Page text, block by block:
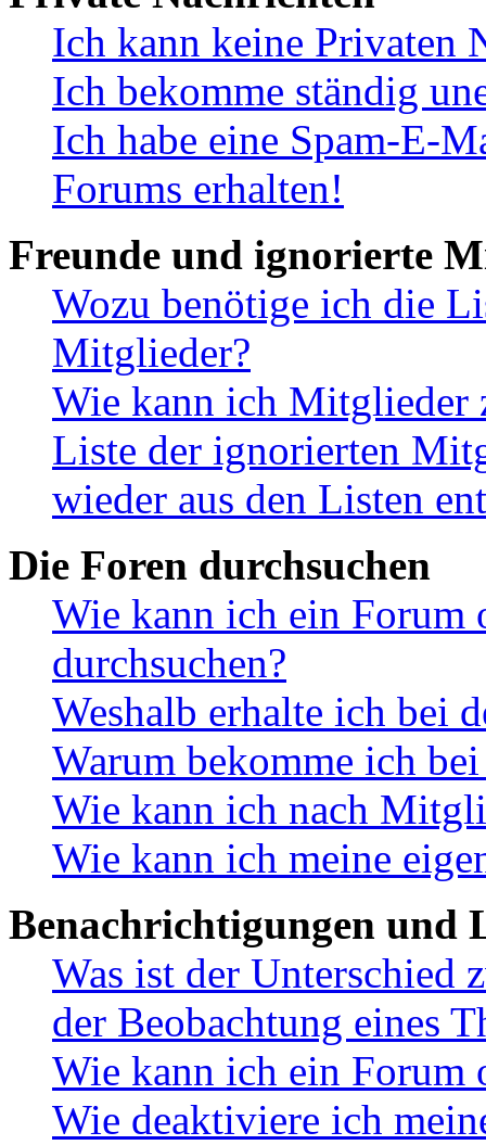
Ich kann keine Privaten
Ich bekomme ständig
Ich habe eine Spam-E-
Forums erhalten!
Freunde und ignorierte
Wozu benötige ich die
Mitglieder?
Wie kann ich Mitglieder
Liste der ignorierten
wieder aus den Listen
Die Foren durchsuchen
Wie kann ich ein Forum
durchsuchen?
Weshalb erhalte ich bei
Warum bekomme ich
Wie kann ich nach
Wie kann ich meine
Benachrichtigungen und
Was ist der Unterschied
der Beobachtung eines
Wie kann ich ein Forum
Wie deaktiviere ich